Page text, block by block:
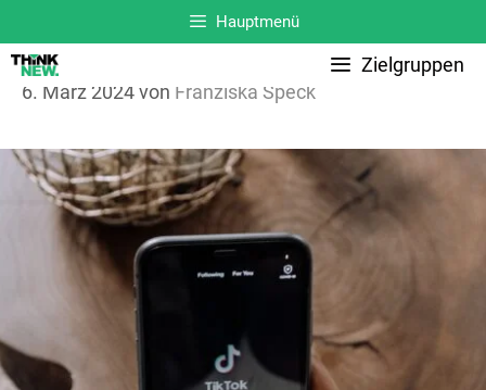
Inhalt
springen
Hauptmenü
Zielgruppen
6. März 2024von Franziska Speck